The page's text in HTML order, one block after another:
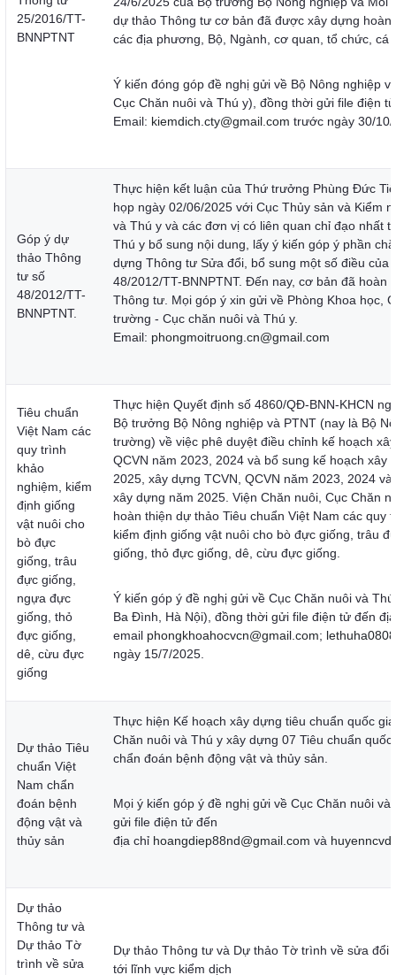
25/2016/TT-
BNNPTNT
dự thảo Thông tư cơ bản đã được xây dựng hoàn
các địa phương, Bộ, Ngành, cơ quan, tổ chức, cá
Ý kiến đóng góp đề nghị gửi về Bộ Nông nghiệp
Cục Chăn nuôi và Thú y), đồng thời gửi file điện
Email: kiemdich.cty@gmail.com trước ngày 30/10/
Góp ý dự
thảo Thông
tư số
48/2012/TT-
BNNPTNT.
Thực hiện kết luận của Thứ trưởng Phùng Đức
họp ngày 02/06/2025 với Cục Thủy sản và Kiểm
và Thú y và các đơn vị có liên quan chỉ đạo nhất
Thú y bổ sung nội dung, lấy ý kiến góp ý phần
dựng Thông tư Sửa đổi, bổ sung một số điều của
48/2012/TT-BNNPTNT. Đến nay, cơ bản đã hoàn
Thông tư. Mọi góp ý xin gửi về Phòng Khoa học,
trường - Cục chăn nuôi và Thú y.
Email: phongmoitruong.cn@gmail.com
Tiêu chuẩn
Việt Nam các
quy trình
khảo
nghiệm, kiểm
định giống
vật nuôi cho
bò đực
giống, trâu
đực giống,
ngựa đực
giống, thỏ
đực giống,
dê, cừu đực
giống
Thực hiện Quyết định số 4860/QĐ-BNN-KHCN
Bộ trưởng Bộ Nông nghiệp và PTNT (nay là Bộ
trường) về việc phê duyệt điều chỉnh kế hoạch
QCVN năm 2023, 2024 và bổ sung kế hoạch xây
2025, xây dựng TCVN, QCVN năm 2023, 2024
xây dựng năm 2025. Viện Chăn nuôi, Cục Chăn
hoàn thiện dự thảo Tiêu chuẩn Việt Nam các quy
kiểm định giống vật nuôi cho bò đực giống, trâu
giống, thỏ đực giống, dê, cừu đực giống.
Ý kiến góp ý đề nghị gửi về Cục Chăn nuôi và
Ba Đình, Hà Nội), đồng thời gửi file điện tử đến
email phongkhoahocvcn@gmail.com;
ngày 15/7/2025.
Dự thảo Tiêu
chuẩn Việt
Nam chẩn
đoán bệnh
động vật và
thủy sản
Thực hiện Kế hoạch xây dựng tiêu chuẩn quốc
Chăn nuôi và Thú y xây dựng 07 Tiêu chuẩn
chẩn đoán bệnh động vật và thủy sản.
Mọi ý kiến góp ý đề nghị gửi về Cục Chăn nuôi
gửi file điện tử đến
địa chỉ hoangdiep88nd@gmail.com và
Dự thảo
Thông tư và
Dự thảo Tờ
trình về sửa
Dự thảo Thông tư và Dự thảo Tờ trình về sửa đổi
tới lĩnh vực kiểm dịch